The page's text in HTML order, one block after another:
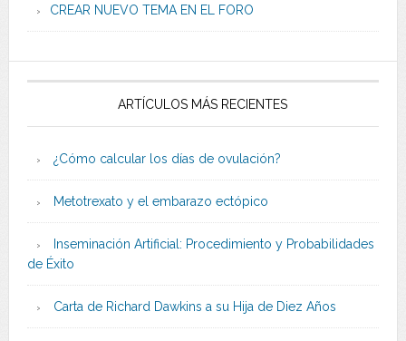
CREAR NUEVO TEMA EN EL FORO
ARTÍCULOS MÁS RECIENTES
¿Cómo calcular los días de ovulación?
Metotrexato y el embarazo ectópico
Inseminación Artificial: Procedimiento y Probabilidades
de Éxito
Carta de Richard Dawkins a su Hija de Diez Años